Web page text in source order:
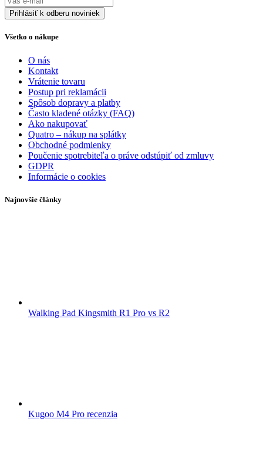
Všetko o nákupe
O nás
Kontakt
Vrátenie tovaru
Postup pri reklamácii
Spôsob dopravy a platby
Často kladené otázky (FAQ)
Ako nakupovať
Quatro – nákup na splátky
Obchodné podmienky
Poučenie spotrebiteľa o práve odstúpiť od zmluvy
GDPR
Informácie o cookies
Najnovšie články
Walking Pad Kingsmith R1 Pro vs R2
Kugoo M4 Pro recenzia